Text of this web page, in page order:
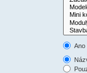
Ano